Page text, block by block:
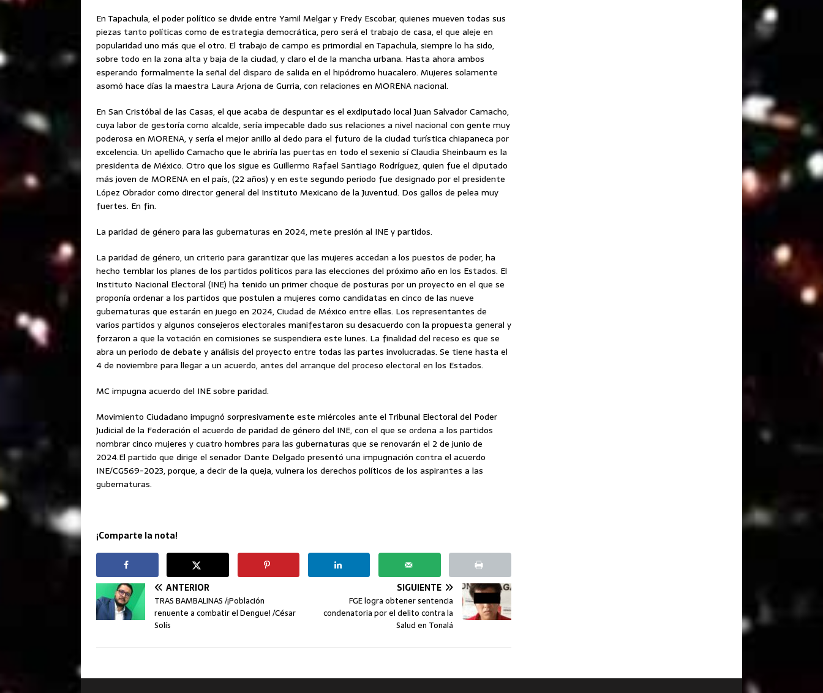
En Tapachula, el poder político se divide entre Yamil Melgar y Fredy Escobar, quienes mueven todas sus
piezas tanto políticas como de estrategia democrática, pero será el trabajo de casa, el que aleje en
popularidad uno más que el otro. El trabajo de campo es primordial en Tapachula, siempre lo ha sido,
sobre todo en la zona alta y baja de la ciudad, y claro el de la mancha urbana. Hasta ahora ambos
esperando formalmente la señal del disparo de salida en el hipódromo huacalero. Mujeres solamente
asomó hace días la maestra Laura Arjona de Gurria, con relaciones en MORENA nacional.
En San Cristóbal de las Casas, el que acaba de despuntar es el exdiputado local Juan Salvador Camacho,
cuya labor de gestoría como alcalde, sería impecable dado sus relaciones a nivel nacional con gente muy
poderosa en MORENA, y sería el mejor anillo al dedo para el futuro de la ciudad turística chiapaneca por
excelencia. Un apellido Camacho que le abriría las puertas en todo el sexenio sí Claudia Sheinbaum es la
presidenta de México. Otro que los sigue es Guillermo Rafael Santiago Rodríguez, quien fue el diputado
más joven de MORENA en el país, (22 años) y en este segundo periodo fue designado por el presidente
López Obrador como director general del Instituto Mexicano de la Juventud. Dos gallos de pelea muy
fuertes. En fin.
La paridad de género para las gubernaturas en 2024, mete presión al INE y partidos.
La paridad de género, un criterio para garantizar que las mujeres accedan a los puestos de poder, ha
hecho temblar los planes de los partidos políticos para las elecciones del próximo año en los Estados. El
Instituto Nacional Electoral (INE) ha tenido un primer choque de posturas por un proyecto en el que se
proponía ordenar a los partidos que postulen a mujeres como candidatas en cinco de las nueve
gubernaturas que estarán en juego en 2024, Ciudad de México entre ellas. Los representantes de
varios partidos y algunos consejeros electorales manifestaron su desacuerdo con la propuesta general y
forzaron a que la votación en comisiones se suspendiera este lunes. La finalidad del receso es que se
abra un periodo de debate y análisis del proyecto entre todas las partes involucradas. Se tiene hasta el
4 de noviembre para llegar a un acuerdo, antes del arranque del proceso electoral en los Estados.
MC impugna acuerdo del INE sobre paridad.
Movimiento Ciudadano impugnó sorpresivamente este miércoles ante el Tribunal Electoral del Poder
Judicial de la Federación el acuerdo de paridad de género del INE, con el que se ordena a los partidos
nombrar cinco mujeres y cuatro hombres para las gubernaturas que se renovarán el 2 de junio de
2024.El partido que dirige el senador Dante Delgado presentó una impugnación contra el acuerdo
INE/CG569-2023, porque, a decir de la queja, vulnera los derechos políticos de los aspirantes a las
gubernaturas.
¡Comparte la nota!
ANTERIOR
TRAS BAMBALINAS /¡Población
renuente a combatir el Dengue! /César
Solís
SIGUIENTE
FGE logra obtener sentencia
condenatoria por el delito contra la
Salud en Tonalá